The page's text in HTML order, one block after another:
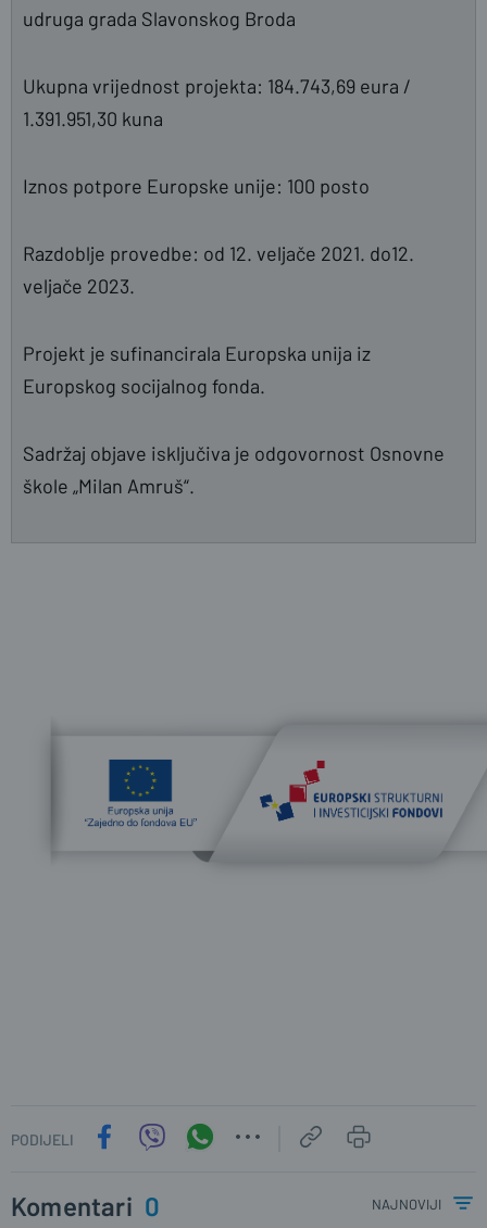
udruga grada Slavonskog Broda
Ukupna vrijednost projekta: 184.743,69 eura /
1.391.951,30 kuna
Iznos potpore Europske unije: 100 posto
Razdoblje provedbe: od 12. veljače 2021. do12.
veljače 2023.
Projekt je sufinancirala Europska unija iz
Europskog socijalnog fonda.
Sadržaj objave isključiva je odgovornost Osnovne
škole „Milan Amruš“.
PODIJELI
Komentari 0 najnoviji